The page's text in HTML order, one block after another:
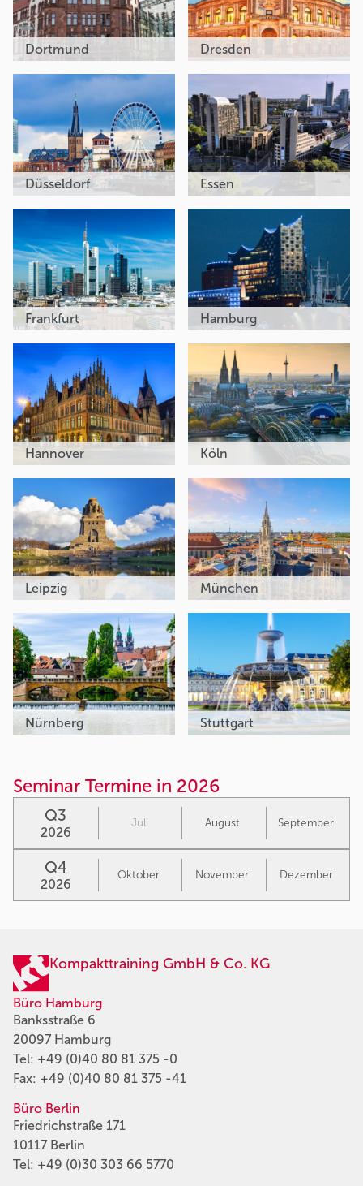
Dortmund Dresden
Düsseldorf Essen
Frankfurt Hamburg
Hannover Köln
Leipzig München
Nürnberg Stuttgart
Seminar Termine in 2026
Q3
2026
Juli August September
Q4
2026
Oktober November Dezember
Kompakttraining GmbH & Co. KG
Büro Hamburg
Banksstraße 6
20097 Hamburg
Tel: +49 (0)40 80 81 375 -0
Fax: +49 (0)40 80 81 375 -41
Büro Berlin
Friedrichstraße 171
10117 Berlin
Tel: +49 (0)30 303 66 5770